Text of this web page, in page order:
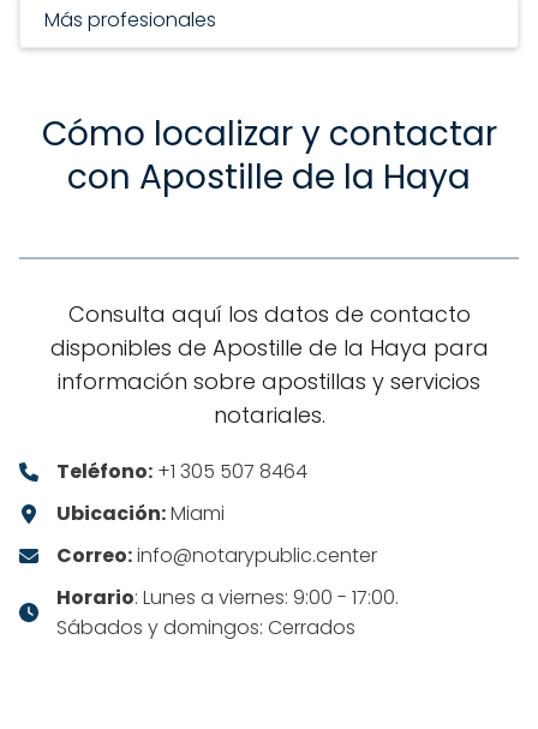
Más profesionales
Cómo localizar y contactar
con Apostille de la Haya
Consulta aquí los datos de contacto
disponibles de Apostille de la Haya para
información sobre apostillas y servicios
notariales.
Teléfono: +1 305 507 8464
Ubicación:Miami
Correo:info@notarypublic.center
Horario: Lunes a viernes: 9:00 - 17:00.
Sábados y domingos: Cerrados